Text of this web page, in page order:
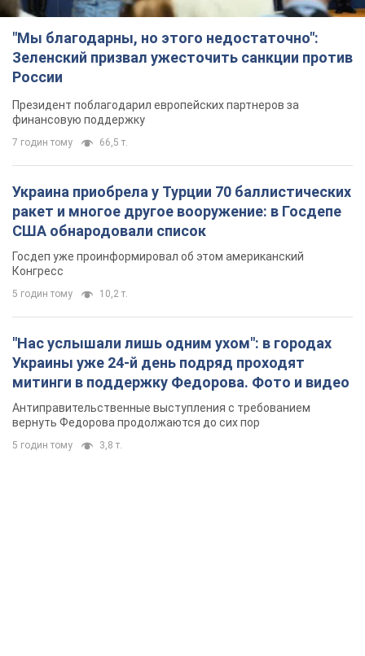
"Мы благодарны, но этого недостаточно":
Зеленский призвал ужесточить санкции против
России
Президент поблагодарил европейских партнеров за
финансовую поддержку
7 годин тому 66,5 т.
Украина приобрела у Турции 70 баллистических
ракет и многое другое вооружение: в Госдепе
США обнародовали список
Госдеп уже проинформировал об этом американский
Конгресс
5 годин тому 10,2 т.
"Нас услышали лишь одним ухом": в городах
Украины уже 24-й день подряд проходят
митинги в поддержку Федорова. Фото и видео
Антиправительственные выступления с требованием
вернуть Федорова продолжаются до сих пор
5 годин тому 3,8 т.